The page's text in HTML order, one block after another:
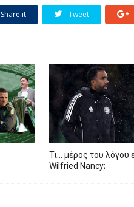
Share it Tweet
Τι… μέρος του λόγου
Wilfried Nancy;